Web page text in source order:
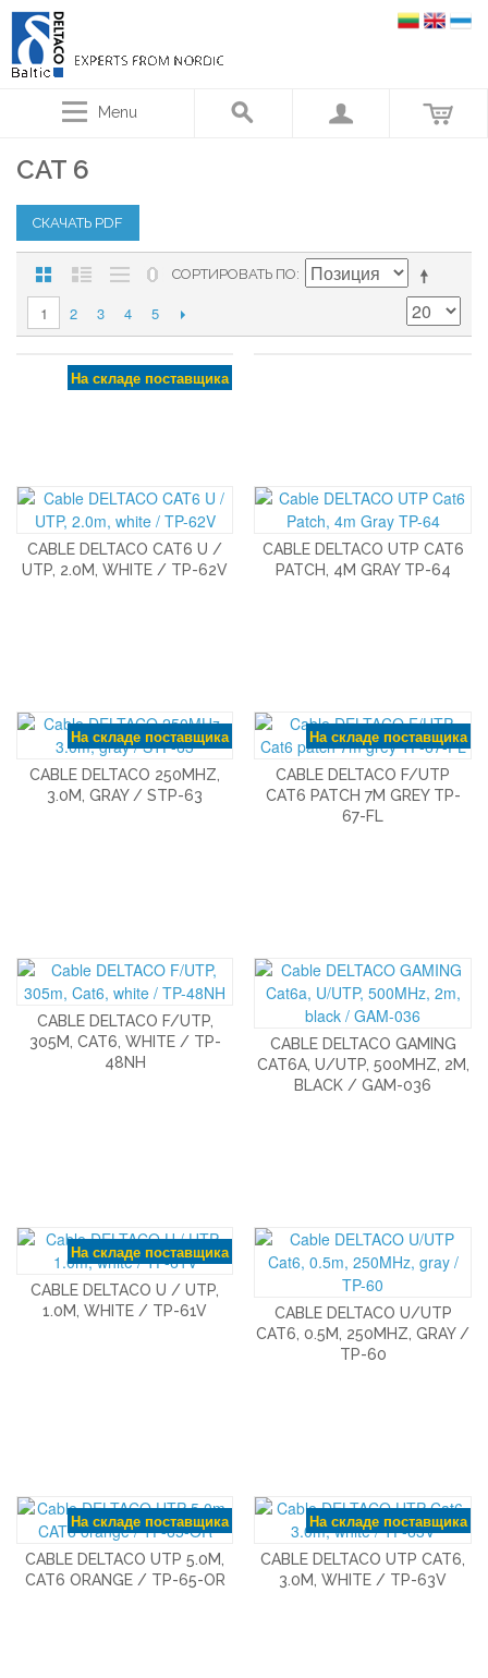
Menu
CAT 6
СКАЧАТЬ PDF
СОРТИРОВАТЬ ПО
1 2 3 4 5
На складе поставщика
CABLE DELTACO CAT6 U /
UTP, 2.0M, WHITE / TP-62V
CABLE DELTACO UTP CAT6
PATCH, 4M GRAY TP-64
На складе поставщика
CABLE DELTACO 250MHZ,
3.0M, GRAY / STP-63
На складе поставщика
CABLE DELTACO F/UTP
CAT6 PATCH 7M GREY TP-
67-FL
CABLE DELTACO F/UTP,
305M, CAT6, WHITE / TP-
48NH
CABLE DELTACO GAMING
CAT6A, U/UTP, 500MHZ, 2M,
BLACK / GAM-036
На складе поставщика
CABLE DELTACO U / UTP,
1.0M, WHITE / TP-61V
CABLE DELTACO U/UTP
CAT6, 0.5M, 250MHZ, GRAY /
TP-60
На складе поставщика
CABLE DELTACO UTP 5.0M,
CAT6 ORANGE / TP-65-OR
На складе поставщика
CABLE DELTACO UTP CAT6,
3.0M, WHITE / TP-63V